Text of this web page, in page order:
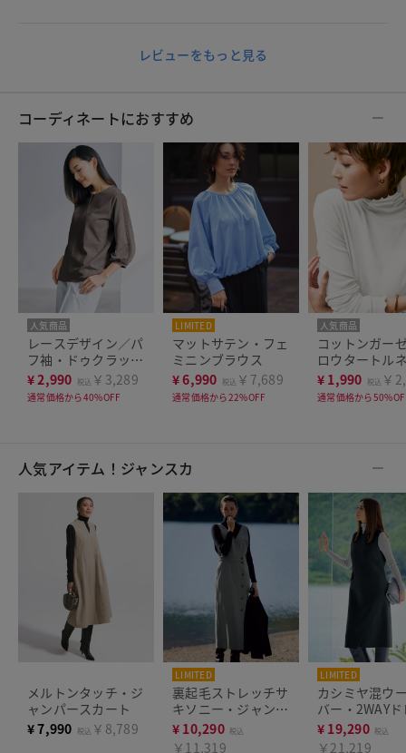
レビューをもっと見る
コーディネートにおすすめ
人気商品
レースデザイン／パ
フ袖・ドゥクラッセ
Tシャツ
¥2,990 税込 ￥3,289
通常価格から40%OFF
LIMITED
マットサテン・フェ
ミニンブラウス
¥6,990 税込 ￥7,689
通常価格から22%OFF
人気商品
コットンガー
ロウタートル
¥ 1,990 税込 ￥
通常価格から
人気アイテム！ジャンスカ
メルトンタッチ・ジ
ャンパースカート
¥7,990 税込 ￥8,789
LIMITED
裏起毛ストレッチサ
キソニー・ジャンス
カ
¥ 10,290 税込
￥11,319
LIMITED
THE CLASSE
カシミヤ混ウ
バー・2WAY
¥ 19,290 税込
￥21,219